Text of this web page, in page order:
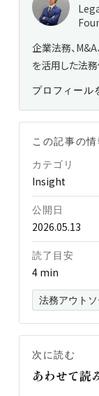
企業法務、M&A
を活用した法務
プロフィール
この記事の情
カテゴリ
Insight
公開日
2026.05.13
読了目安
4 min
法務アウト
次に読む
あわせて読